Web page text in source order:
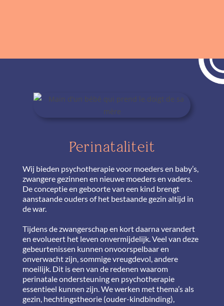
Perinataliteit
Wij bieden psychotherapie voor moeders en baby’s,
zwangere gezinnen en nieuwe moeders en vaders.
De conceptie en geboorte van een kind brengt
aanstaande ouders of het bestaande gezin altijd in
de war.
Tijdens de zwangerschap en kort daarna verandert
en evolueert het leven onvermijdelijk. Veel van deze
gebeurtenissen kunnen onvoorspelbaar en
onverwacht zijn, sommige vreugdevol, andere
moeilijk. Dit is een van de redenen waarom
perinatale ondersteuning en psychotherapie
essentieel kunnen zijn. We werken met thema’s als
gezin, hechtingstheorie (ouder-kindbinding),